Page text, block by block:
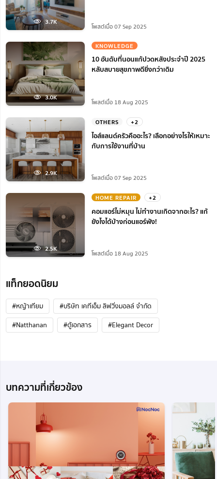
3.7K
โพสต์เมื่อ 07 Sep 2025
3.0K
KNOWLEDGE
10 อันดับที่นอนแก้ปวดหลังประจำปี 2025
หลับสบายสุขภาพดียิ่งกว่าเดิม
โพสต์เมื่อ 18 Aug 2025
2.9K
OTHERS +2
ไอส์แลนด์ครัวคืออะไร? เลือกอย่างไรให้เหมาะ
กับการใช้งานที่บ้าน
โพสต์เมื่อ 07 Sep 2025
2.5K
HOME REPAIR +2
คอมแอร์ไม่หมุน ไม่ทํางานเกิดจากอะไร? แก้
ยังไงได้บ้างก่อนแอร์พัง!
โพสต์เมื่อ 18 Aug 2025
แท็กยอดนิยม
#หญ้าเทียม
#บริษัท เคทีเอ็ม ลิฟวิ่งมอลล์ จำกัด
#Natthanan
#ตู้เอกสาร #Elegant Decor
บทความที่เกี่ยวข้อง